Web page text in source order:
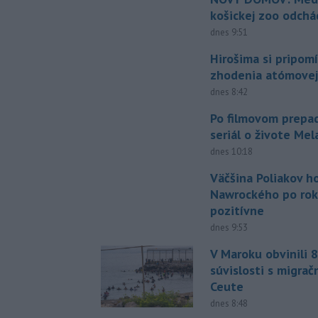
košickej zoo
dnes 9:51
Hirošima si
zhodenia
dnes 8:42
Po filmovom
seriál o živote
dnes 10:18
Väčšina Poliakov
Nawrockého po
pozitívne
dnes 9:53
V Maroku obvinili
súvislosti s
Ceute
dnes 8:48